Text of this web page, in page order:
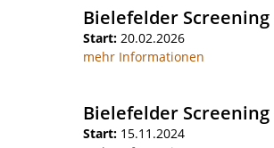
Bielefelder Screening
Start:20.02.2026
mehr Informationen
Bielefelder Screening
Start:15.11.2024